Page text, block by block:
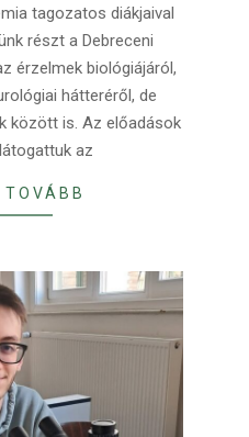
tagozatos diákjaival
részt a Debreceni
érzelmek biológiájáról,
hátteréről, de
között is. Az előadások
az